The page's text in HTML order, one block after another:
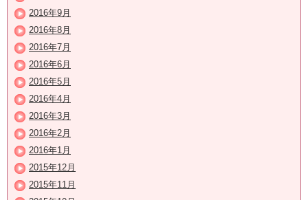
2016年9月
2016年8月
2016年7月
2016年6月
2016年5月
2016年4月
2016年3月
2016年2月
2016年1月
2015年12月
2015年11月